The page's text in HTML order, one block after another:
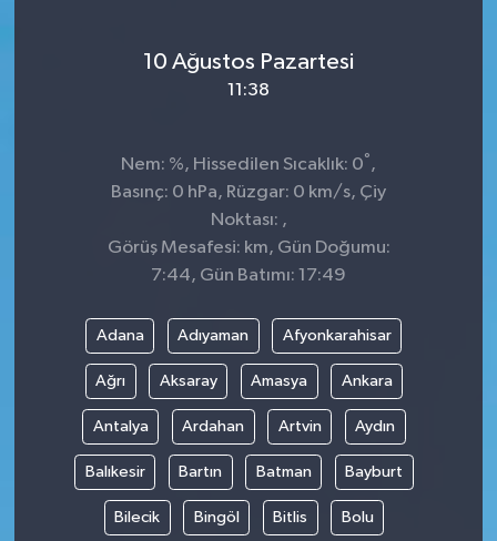
10 Ağustos Pazartesi
11:38
Nem: %, Hissedilen Sıcaklık: 0° ,
Basınç: 0 hPa, Rüzgar: 0 km/s, Çiy
Noktası: ,
Görüş Mesafesi: km, Gün Doğumu:
7:44, Gün Batımı: 17:49
Adana Adıyaman Afyonkarahisar
Ağrı Aksaray Amasya Ankara
Antalya Ardahan Artvin Aydın
Balıkesir Bartın Batman Bayburt
Bilecik Bingöl Bitlis Bolu